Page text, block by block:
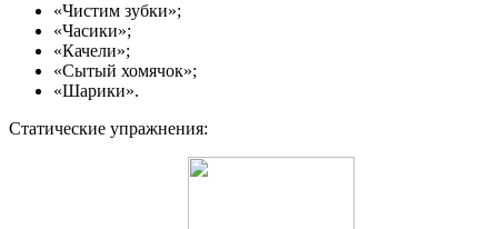
«Чистим зубки»;
«Часики»;
«Качели»;
«Сытый хомячок»;
«Шарики».
Статические упражнения: